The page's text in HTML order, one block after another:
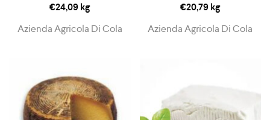
€24,09 kg
Azienda Agricola Di Cola
€20,79 kg
Azienda Agricola Di Cola